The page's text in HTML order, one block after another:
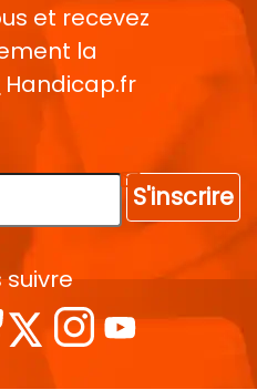
et recevez
la
Handicap.fr
S'inscrire
suivre